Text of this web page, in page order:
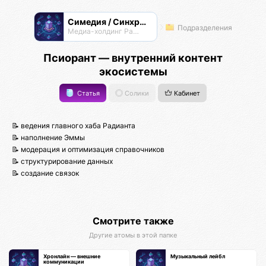
Симедия / Синхрон Медиа
Медиа-холдинг Радианта Подразделения
Псиорант — внутренний контент
экосистемы
Статья Солики Кабинет
📝 ведения главного хаба Радианта
📝 наполнение Эммы
📝 модерация и оптимизация справочников
📝 структурирование данных
📝 создание связок
Смотрите также
Другие атомы в этой папке
Хронлайн — внешние
коммуникации
Музыкальный лейбл